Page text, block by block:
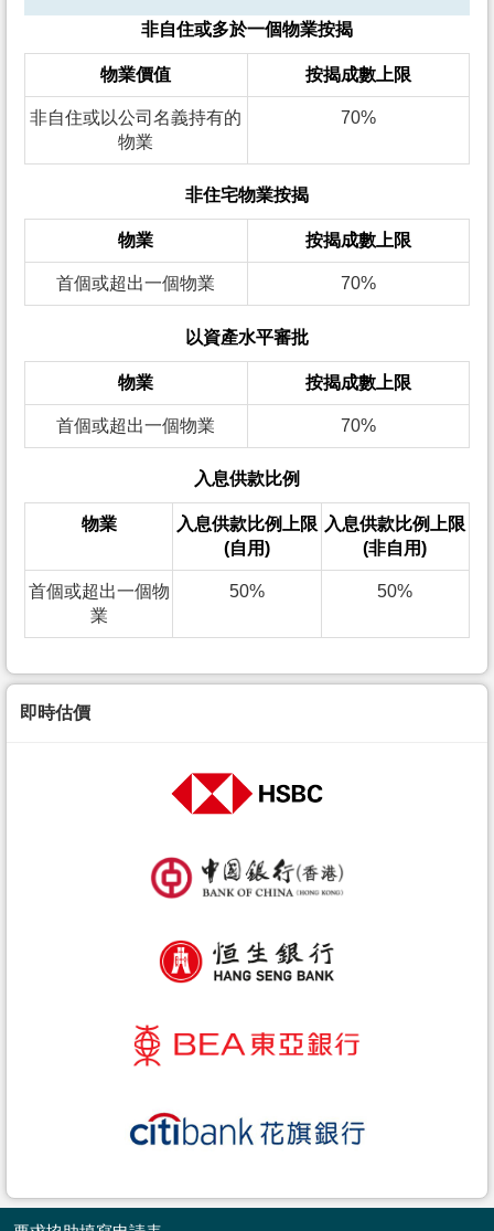
非自住或多於一個物業按揭
物業價值 按揭成數上限
非自住或以公司名義持有的
物業
70%
非住宅物業按揭
物業 按揭成數上限
首個或超出一個物業 70%
以資產水平審批
物業 按揭成數上限
首個或超出一個物業 70%
入息供款比例
物業
入息供款比例上限
(自用)
入息供款比例上限
(非自用)
首個或超出一個物
業
50% 50%
即時估價